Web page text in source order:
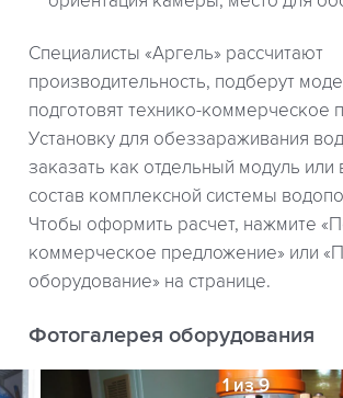
Специалисты «Аргель» рассчитают
производительность, подберут
подготовят технико-коммерческое
Установку для обеззараживания
заказать как отдельный модуль или
состав комплексной системы
Чтобы оформить расчет, нажмите
коммерческое предложение» или
оборудование» на странице.
Фотогалерея оборудования
1 из 9